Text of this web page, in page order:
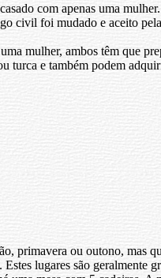
com apenas uma
civil foi mudado e aceito
mulher, ambos têm que
turca e também podem
primavera ou outono, mas
lugares são geralmente